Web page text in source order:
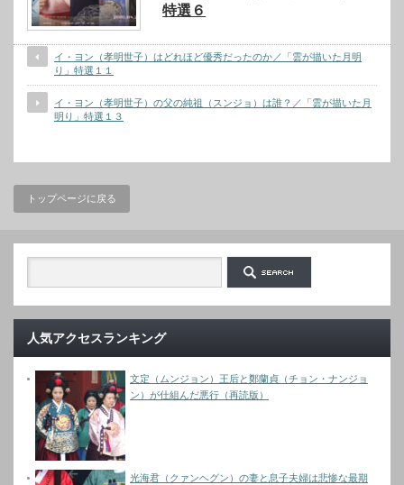
特選６
イ・ヨン（孝明世子）はどれほど優秀だったのか／「雲が描いた月明
り」特選１１
イ・ヨン（孝明世子）の父の純祖（スンジョ）は誰？／「雲が描いた月
明り」特選１３
トップページに戻る
人気アクセスランキング
文定（ムンジョン）王后と鄭蘭貞（チョン・ナンジョ
ン）が仕組んだ悪行（再読版）
光海君（クァンヘグン）の妻と息子夫婦は悲惨な最期